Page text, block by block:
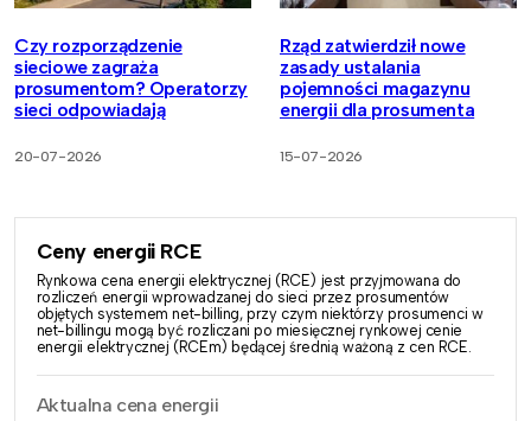
Czy rozporządzenie
sieciowe zagraża
prosumentom? Operatorzy
sieci odpowiadają
20-07-2026
Rząd zatwierdził nowe
zasady ustalania
pojemności magazynu
energii dla prosumenta
15-07-2026
Ceny energii RCE
Rynkowa cena energii elektrycznej (RCE) jest przyjmowana do
rozliczeń energii wprowadzanej do sieci przez prosumentów
objętych systemem net-billing, przy czym niektórzy prosumenci w
net-billingu mogą być rozliczani po miesięcznej rynkowej cenie
energii elektrycznej (RCEm) będącej średnią ważoną z cen RCE.
Aktualna cena energii